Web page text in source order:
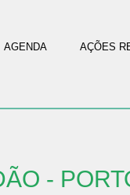
AGENDA AÇÕES
-